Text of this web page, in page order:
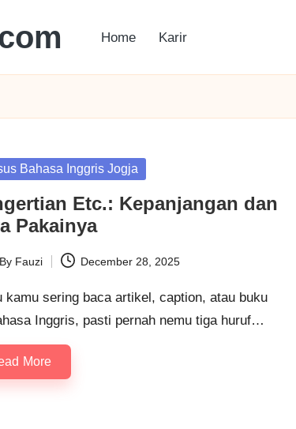
Home Karir
Bahasa Inggris Jogja
Etc.: Kepanjangan dan
Pakainya
By Fauzi December 28, 2025
kamu sering baca artikel, caption, atau buku
Inggris, pasti pernah nemu tiga huruf…
More